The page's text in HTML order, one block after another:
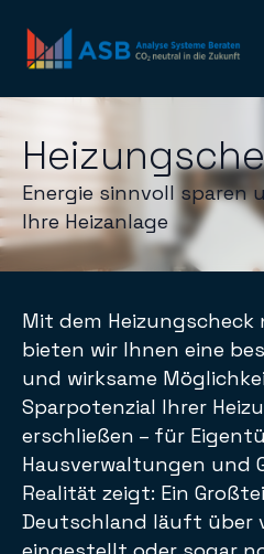
Energie sinnvoll sparen
Ihre Heizanlage
Mit dem Heizungscheck
bieten wir Ihnen eine
und wirksame
Sparpotenzial Ihrer
erschließen – für
Hausverwaltungen und
Realität zeigt: Ein
Deutschland läuft über